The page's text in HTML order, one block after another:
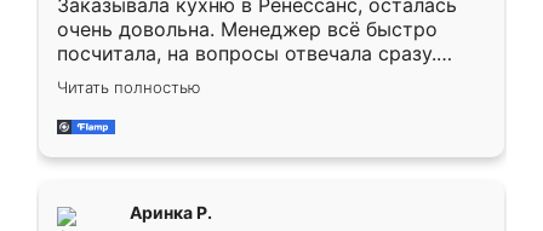
Заказывала кухню в Ренессанс, осталась
очень довольна. Менеджер всё быстро
посчитала, на вопросы отвечала сразу.
Замерщик приехал в субботу, подошёл к
делу со всей ответственностью. Собрали
за день, ребята работали аккуратно, даже
Читать полностью
Аринка Р.